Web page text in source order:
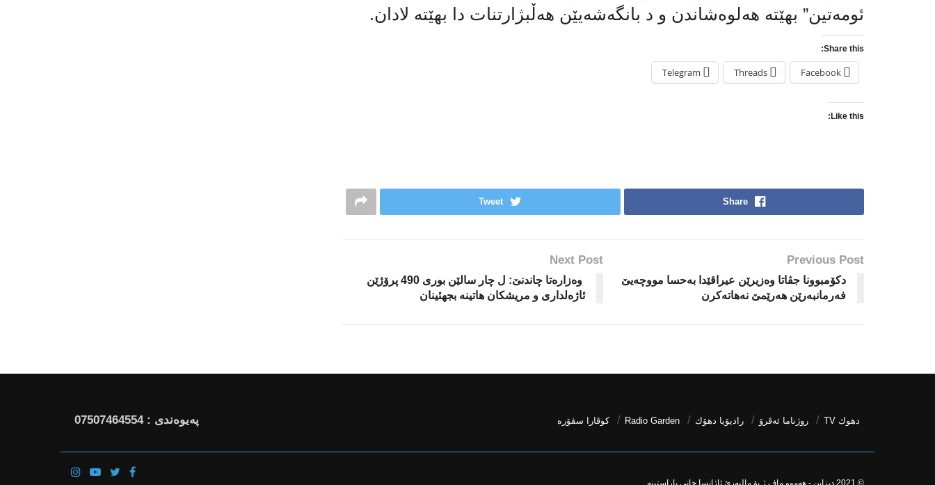
ئومەتین” بهێته‌ هه‌لوه‌شاندن و د بانگەشەیێن هەڵبژارتنات دا بهێته‌ لادان.
Share this:
Facebook
Threads
Telegram
Like this:
Share
Tweet
Previous Post
دكۆمبوونا جڤاتا وه‌زیرێن عیراقێدا به‌حسا مووچه‌یێ
فه‌رمانبه‌رێن هه‌رێمێ نه‌هاته‌كرن
Next Post
وەزارەتا چاندنێ: ل چار سالێن بوری 490 پرۆژێن
ئاژەلداری و مریشكان هاتینه‌ بجهئینان
دھوك TV روژناما ئەڤرۆ رادیۆیا دهۆك Radio Garden كوڤارا سڤۆره‌ پەیوەندی : 07507464554
© 2021 دیزاین - هه‌موو ماف ژ بۆ مالپه‌رێ ئاژانسا خانی پاراستینه‌.